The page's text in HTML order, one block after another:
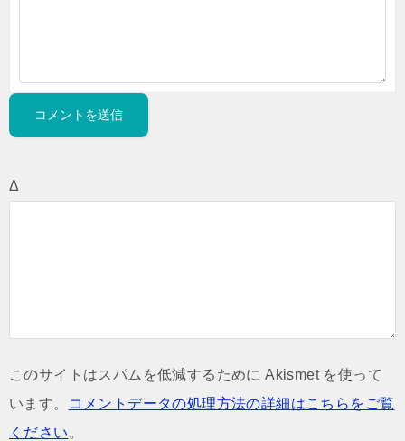
Δ
このサイトはスパムを低減するために Akismet を使って
います。
コメントデータの処理方法の詳細はこちらをご覧
ください 。